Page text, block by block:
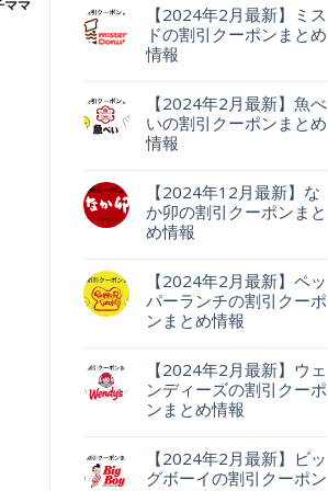
【2024年2月最新】ミス
ドの割引クーポンまとめ
情報
【2024年2月最新】魚べ
いの割引クーポンまとめ
情報
【2024年12月最新】な
か卯の割引クーポンまと
め情報
【2024年2月最新】ペッ
パーランチの割引クーポ
ンまとめ情報
【2024年2月最新】ウェ
ンディーズの割引クーポ
ンまとめ情報
【2024年2月最新】ビッ
グボーイの割引クーポン